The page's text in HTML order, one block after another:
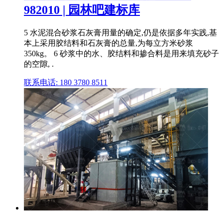
982010 | 园林吧建标库
5 水泥混合砂浆石灰膏用量的确定,仍是依据多年实践,基
本上采用胶结料和石灰膏的总量,为每立方米砂浆
350kg。 6 砂浆中的水、胶结料和掺合料是用来填充砂子
的空隙, .
联系电话: 180 3780 8511